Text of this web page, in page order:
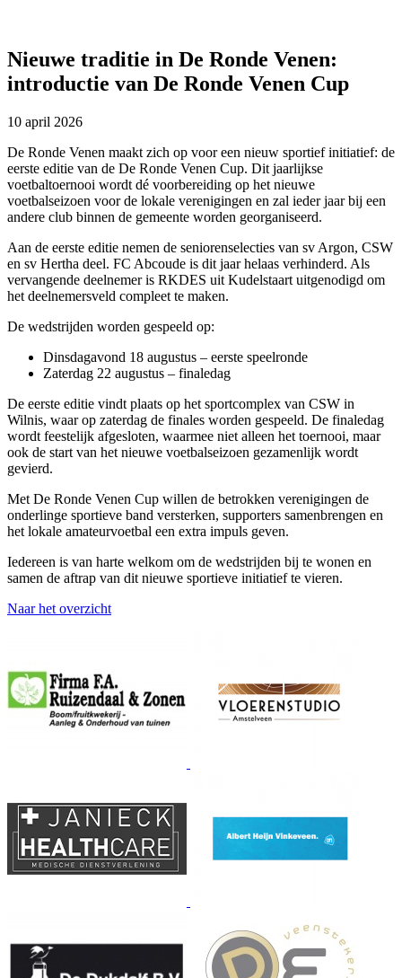
Nieuwe traditie in De Ronde Venen:
introductie van De Ronde Venen Cup
10 april 2026
De Ronde Venen maakt zich op voor een nieuw sportief initiatief: de
eerste editie van de De Ronde Venen Cup. Dit jaarlijkse
voetbaltoernooi wordt dé voorbereiding op het nieuwe
voetbalseizoen voor de lokale verenigingen en zal ieder jaar bij een
andere club binnen de gemeente worden georganiseerd.
Aan de eerste editie nemen de seniorenselecties van sv Argon, CSW
en sv Hertha deel. FC Abcoude is dit jaar helaas verhinderd. Als
vervangende deelnemer is RKDES uit Kudelstaart uitgenodigd om
het deelnemersveld compleet te maken.
De wedstrijden worden gespeeld op:
Dinsdagavond 18 augustus – eerste speelronde
Zaterdag 22 augustus – finaledag
De eerste editie vindt plaats op het sportcomplex van CSW in
Wilnis, waar op zaterdag de finales worden gespeeld. De finaledag
wordt feestelijk afgesloten, waarmee niet alleen het toernooi, maar
ook de start van het nieuwe voetbalseizoen gezamenlijk wordt
gevierd.
Met De Ronde Venen Cup willen de betrokken verenigingen de
onderlinge sportieve band versterken, supporters samenbrengen en
het lokale amateurvoetbal een extra impuls geven.
Iedereen is van harte welkom om de wedstrijden bij te wonen en
samen de aftrap van dit nieuwe sportieve initiatief te vieren.
Naar het overzicht